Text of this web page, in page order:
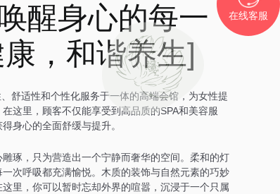
在线客服
醒身心的每一
，和谐养生]
舒适性和个性化服务于一体的高端会馆，为女性提
这里，顾客不仅能享受到高品质的SPA和美容服
身心的全面舒缓与提升。
琢，只为营造出一个宁静而奢华的空间。柔和的灯
次呼吸都充满愉悦。木质的装饰与自然元素的巧妙
里，你可以暂时忘却外界的喧嚣，沉浸于一个只属